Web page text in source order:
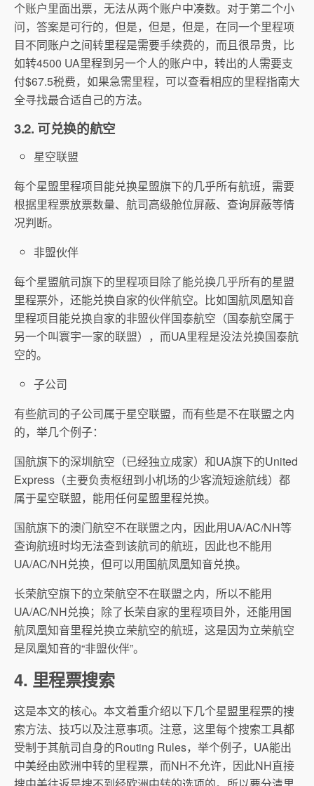
个账户里面出票，无法从两个账户中凑数。对于第二个小
问，答案是可行的，但是，但是，但是，在同一个里程项
目不同账户之间转里程是需要手续费的，而且很昂贵，比
如转4500 UA里程到另一个人的账户中，转出的人需要支
付$67.5税费，如果急需里程，可以查看相应的里程指南大
全寻找最合适自己的方法。
3.2. 可兑换的航空
星空联盟
每个星盟里程项目能兑换星盟旗下的几乎所有航班，需要
根据里程票放票数量、航司高级舱位屏蔽、查询屏蔽等情
况判断。
非盟伙伴
每个星盟航司旗下的里程项目除了能兑换几乎所有的星盟
里程票外，还能兑换自家的伙伴航空。比如国航凤凰知音
里程项目能兑换自家的非盟伙伴国泰航空（国泰航空属于
另一个叫寰宇一家的联盟），而UA里程是没法兑换国泰航
空的。
子公司
有些航司的子公司属于星空联盟，而有些是不在联盟之内
的，举几个例子：
国航旗下的深圳航空（已经独立成家）和UA旗下的United
Express（主要负责枢纽到小机场的少客流短途航线）都
属于星空联盟，能用任何星盟里程兑换。
国航旗下的澳门航空不在联盟之内，因此用UA/AC/NH等
查询航班时均无法查到该航司的航班，因此也不能用
UA/AC/NH兑换，但可以用国航凤凰知音兑换。
长荣航空旗下的立荣航空不在联盟之内，所以不能用
UA/AC/NH兑换；除了长荣自家的里程项目外，还能用国
航凤凰知音里程兑换立荣航空的航班，这是因为立荣航空
是凤凰知音的“非盟伙伴”。
4. 里程票搜索
这是本文的核心。本文着重介绍以下几个星盟里程票的搜
索方法、技巧以及注意事项。注意，这里每个搜索工具都
受制于其航司自身的Routing Rules，举个例子，UA能出
中美经由欧洲中转的里程票，而NH不允许，因此NH直接